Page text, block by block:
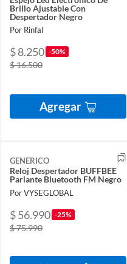
Brillo Ajustable Con
Despertador Negro
Por Rinfal
$ 8.250 -50%
$ 16.500
Agregar
GENERICO
Reloj Despertador BUFFBEE
Parlante Bluetooth FM Negro
Por VYSEGLOBAL
$ 56.990 -25%
$ 75.990